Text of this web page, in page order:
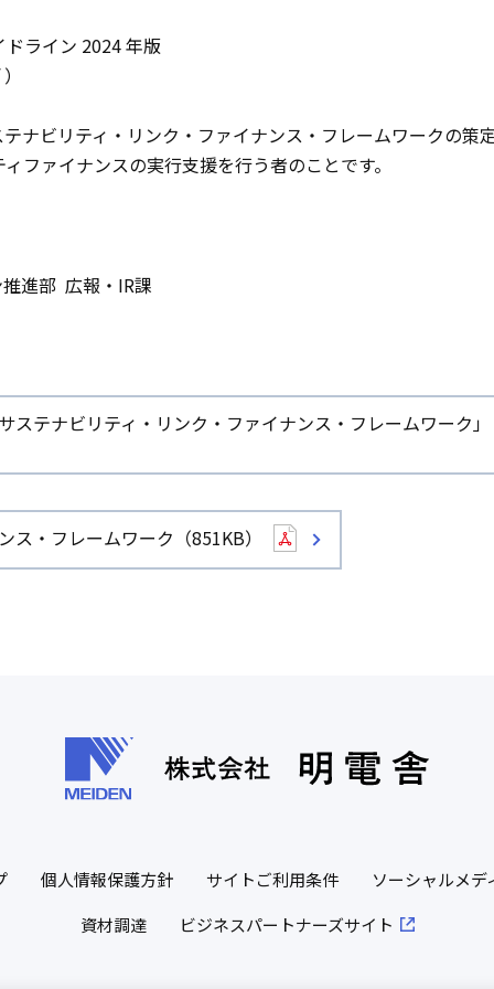
ライン 2024 年版
）
ナビリティ・リンク・ファイナンス・フレームワークの策
ファイナンスの実行支援を行う者のことです。
進部 広報・IR課
テナビリティ・リンク・ファイナンス・フレームワーク」
・フレームワーク（851KB）
個人情報保護方針 サイトご利用条件
ソーシャルメデ
資材調達
ビジネスパートナーズサイト